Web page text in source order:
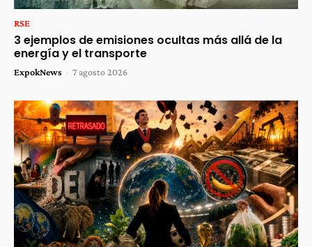
RSE
3 ejemplos de emisiones ocultas más allá de la
energía y el transporte
ExpokNews - 7 agosto 2026